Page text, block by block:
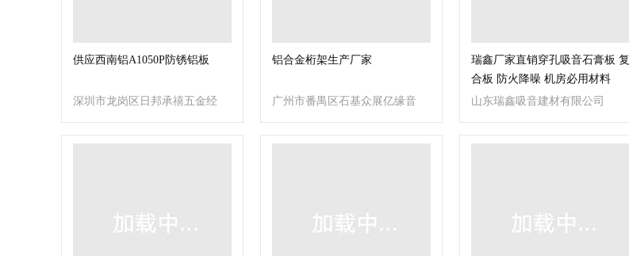
供应西南铝A1050P防锈铝板
深圳市龙岗区日邦承禧五金经
营部
铝合金桁架生产厂家
广州市番禺区石基众展亿缘音
响设备厂
瑞鑫厂家直销穿孔吸音石膏板 复
合板 防火降噪 机房必用材料
山东瑞鑫吸音建材有限公司